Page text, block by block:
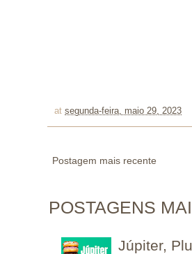
at segunda-feira, maio 29, 2023
Postagem mais recente
POSTAGENS
Júpiter,